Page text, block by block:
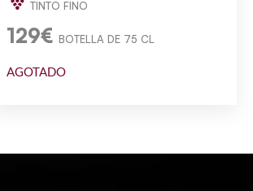
TINTO FINO
129€ BOTELLA DE 75 CL
AGOTADO